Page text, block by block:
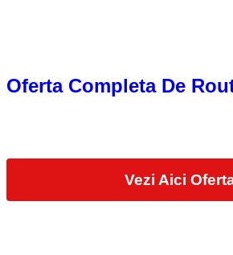
Oferta Completa De
Vezi Aici